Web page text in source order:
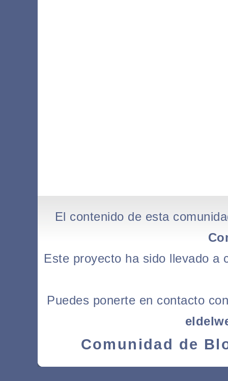
El contenido de esta
Este proyecto ha sido llevado
Puedes ponerte en contacto
Comunidad de